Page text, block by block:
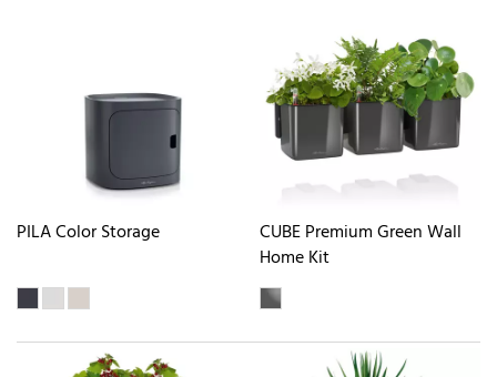
PILA Color Storage
CUBE Premium Green Wall
Home Kit